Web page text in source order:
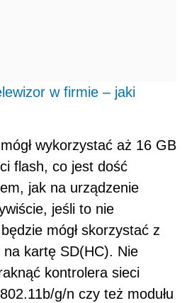
w firmie – jaki
wykorzystać aż 16 GB
flash, co jest dość
jak na urządzenie
jeśli to nie
mógł skorzystać z
kartę SD(HC). Nie
kontrolera sieci
g/n czy też modułu